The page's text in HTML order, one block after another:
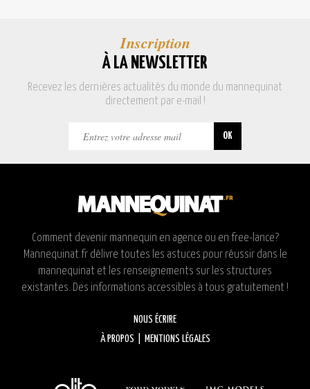
Inscription
À LA NEWSLETTER
Recevez les dernières actualités du monde du mannequinat
directement par e-mail !
Comment devenir mannequin en agence ou en free-lance?
Mannequinat.fr délivre toutes les astuces pour réussir dans le
mannequinat et les renseignements sur les structures
existantes. Des informations accessibles à tous gratuitement !
NOUS ÉCRIRE
À PROPOS
MENTIONS LÉGALES